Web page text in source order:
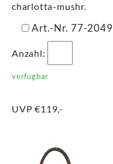
charlotta-mushr.
Art.-Nr. 77-2049
Anzahl:
verfügbar
UVP €119,-